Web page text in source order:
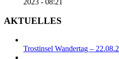
2023 - 08:21
AKTUELLES
Trostinsel Wandertag –